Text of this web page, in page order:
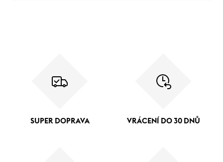
SUPER DOPRAVA VRÁCENÍ DO 30 DNŮ